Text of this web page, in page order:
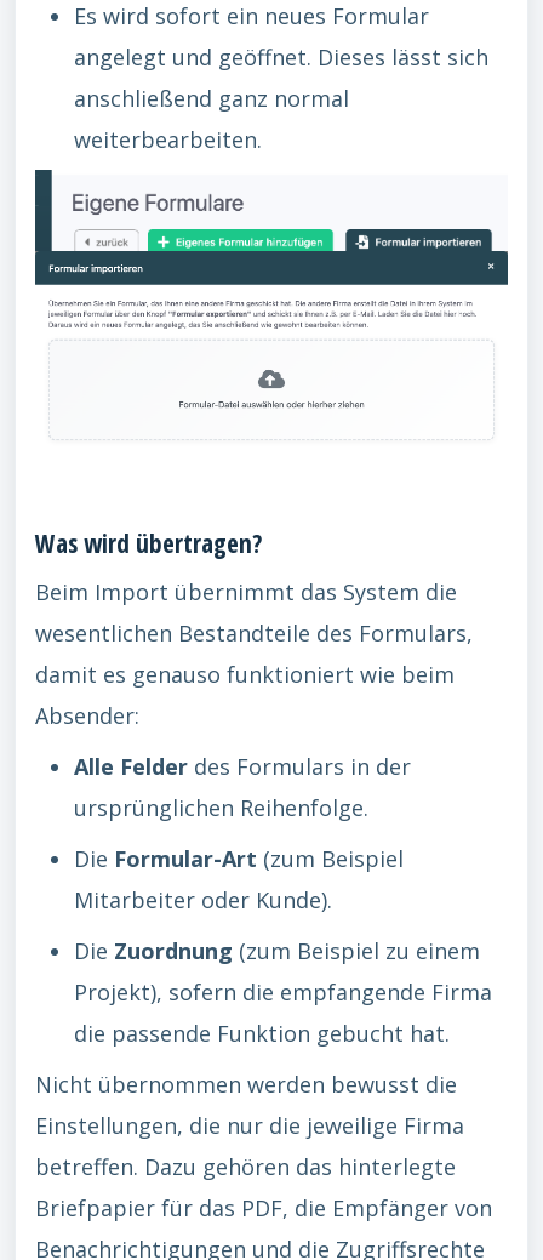
Es wird sofort ein neues Formular
angelegt und geöffnet. Dieses lässt sich
anschließend ganz normal
weiterbearbeiten.
Was wird übertragen?
Beim Import übernimmt das System die
wesentlichen Bestandteile des Formulars,
damit es genauso funktioniert wie beim
Absender:
Alle Felder des Formulars in der
ursprünglichen Reihenfolge.
Die Formular-Art (zum Beispiel
Mitarbeiter oder Kunde).
Die Zuordnung (zum Beispiel zu einem
Projekt), sofern die empfangende Firma
die passende Funktion gebucht hat.
Nicht übernommen werden bewusst die
Einstellungen, die nur die jeweilige Firma
betreffen. Dazu gehören das hinterlegte
Briefpapier für das PDF, die Empfänger von
Benachrichtigungen und die Zugriffsrechte